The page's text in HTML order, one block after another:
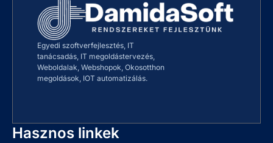
Egyedi szoftverfejlesztés, IT
tanácsadás, IT megoldástervezés,
Weboldalak, Webshopok, Okosotthon
megoldások, IOT automatizálás.
Hasznos linkek